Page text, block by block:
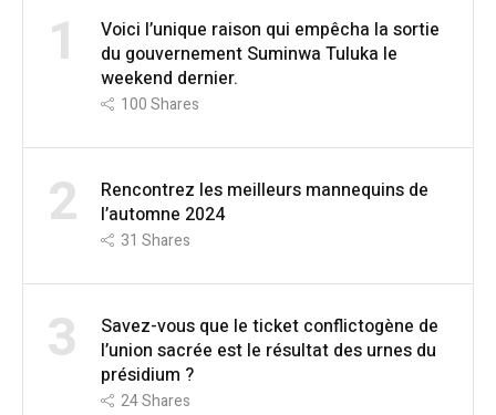
1
Voici l’unique raison qui empêcha la sortie
du gouvernement Suminwa Tuluka le
weekend dernier.
100Shares
2
Rencontrez les meilleurs mannequins de
l’automne 2024
31 Shares
3
Savez-vous que le ticket conflictogène de
l’union sacrée est le résultat des urnes du
présidium ?
24Shares